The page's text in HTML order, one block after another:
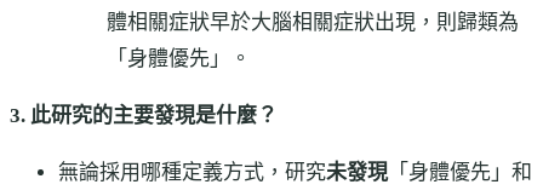
體相關症狀早於大腦相關症狀出現，則歸類為
「身體優先」。
3. 此研究的主要發現是什麼？
無論採用哪種定義方式，研究未發現「身體優先」和